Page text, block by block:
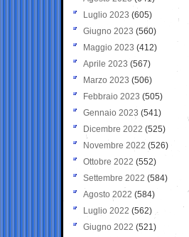
Luglio 2023 (605)
Giugno 2023 (560)
Maggio 2023 (412)
Aprile 2023 (567)
Marzo 2023 (506)
Febbraio 2023 (505)
Gennaio 2023 (541)
Dicembre 2022 (525)
Novembre 2022 (526)
Ottobre 2022 (552)
Settembre 2022 (584)
Agosto 2022 (584)
Luglio 2022 (562)
Giugno 2022 (521)